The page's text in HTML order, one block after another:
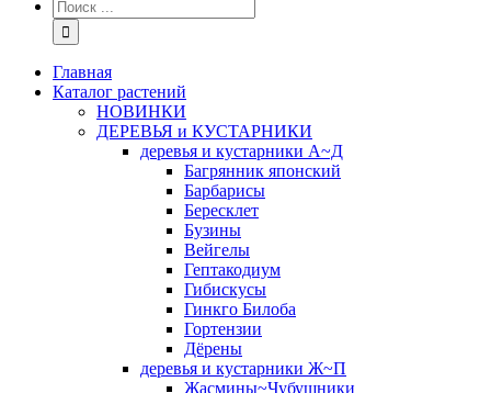
Главная
Каталог растений
НОВИНКИ
ДЕРЕВЬЯ и КУСТАРНИКИ
деревья и кустарники А~Д
Багрянник японский
Барбарисы
Бересклет
Бузины
Вейгелы
Гептакодиум
Гибискусы
Гинкго Билоба
Гортензии
Дёрены
деревья и кустарники Ж~П
Жасмины~Чубушники